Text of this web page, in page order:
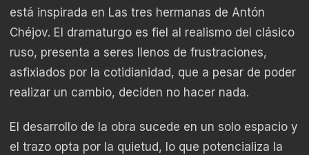
está inspirada en Las tres hermanas de Antón
Chéjov. El dramaturgo es fiel al realismo del clásico
ruso, presenta a seres llenos de frustraciones,
asfixiados por la cotidianidad, que a pesar de poder
realizar un cambio, deciden no hacer nada.
El desarrollo de la obra sucede en un solo espacio y
el trazo opta por la quietud, lo que potencializa la